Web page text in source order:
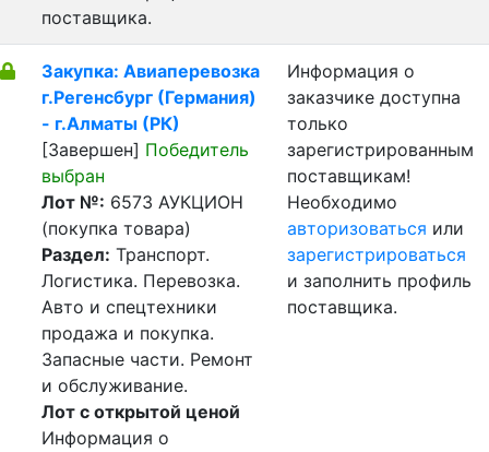
поставщика.
Закупка: Авиаперевозка
г.Регенсбург (Германия)
- г.Алматы (РК)
[Завершен] Победитель
выбран
Лот №: 6573 АУКЦИОН
(покупка товара)
Раздел: Транспорт.
Логистика. Перевозка.
Авто и спецтехники
продажа и покупка.
Запасные части. Ремонт
и обслуживание.
Лот с открытой ценой
Информация о
Информация о
заказчике доступна
только
зарегистрированным
поставщикам!
Необходимо
авторизоваться или
зарегистрироваться
и заполнить профиль
поставщика.